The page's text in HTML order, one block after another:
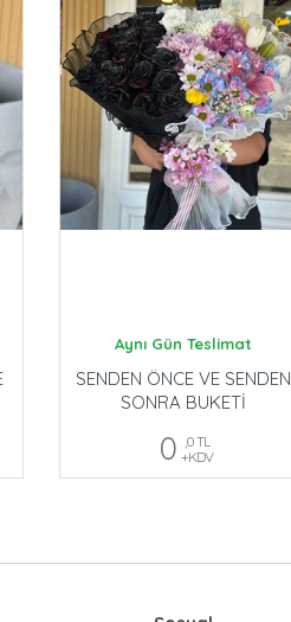
Aynı Gün Teslimat
SENDEN ÖNCE VE SENDEN
SONRA BUKETİ
0 ,0 TL
+KDV